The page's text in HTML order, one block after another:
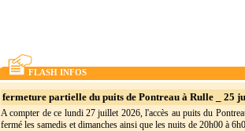
FLASH INFOS
fermeture partielle du puits de Pontreau à Rulle _ 25
A compter de ce lundi 27 juillet 2026, l'accès au puits du
fermé les samedis et dimanches ainsi que les nuits de 20h00 à